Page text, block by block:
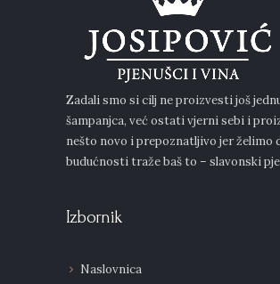
Zadali smo si cilj ne proizvesti još
šampanjca, već ostati vjerni sebi i
nešto novo i prepoznatljivo jer želimo
budućnosti traže baš to – slavonski
Izbornik
Naslovnica